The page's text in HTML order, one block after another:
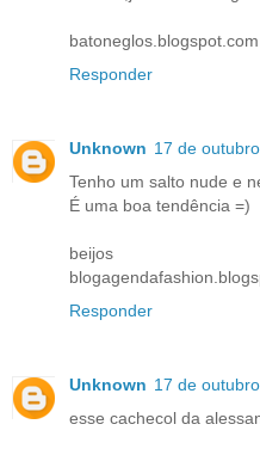
batoneglos.blogspot.com
Responder
Unknown 17 de
Tenho um salto nude e
É uma boa tendência =)
beijos
Responder
Unknown 17 de
esse cachecol da